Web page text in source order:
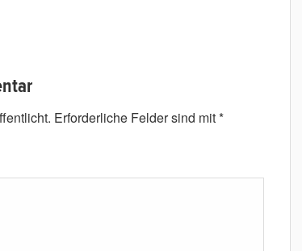
Erforderliche Felder sind mit*